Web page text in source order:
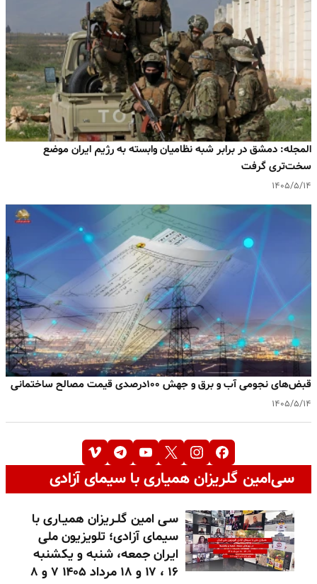
المجله: دمشق در برابر شبه‌ نظامیان وابسته به رژیم ایران موضع
سخت‌تری گرفت
۱۴۰۵/۵/۱۴
قبض‌های نجومی آب و برق و جهش ۱۰۰درصدی قیمت مصالح ساختمانی
۱۴۰۵/۵/۱۴
سی‌امین گلریزان همیاری با سیمای آزادی
سـی امین گلـریزان همیـاری با
سیمای آزادی؛ تلویزیون ملی
ایران جمعه، شنبه و یکشنبه
۱۶ ، ۱۷ و ۱۸ مرداد ۱۴۰۵ ۷ و ۸